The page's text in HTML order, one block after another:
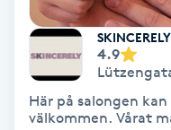
Mixfransar
Nagelförlängning
SKINCERELY
4.9
Här på salongen
välkommen. Vårat